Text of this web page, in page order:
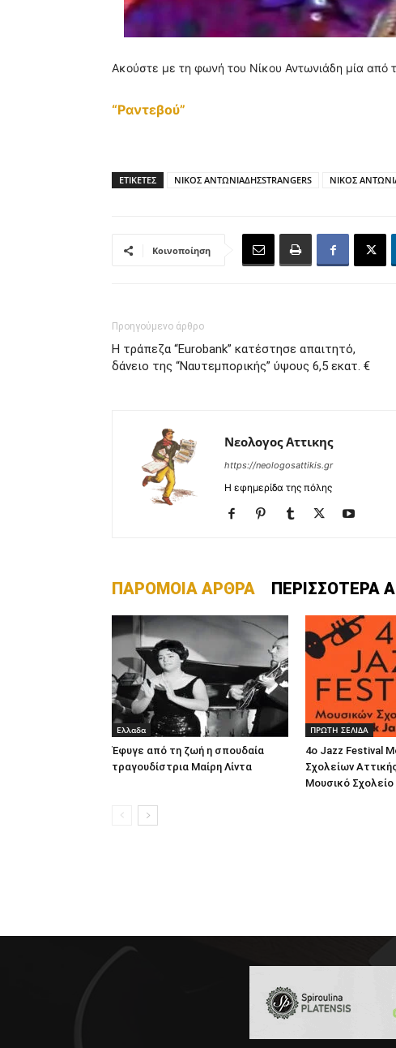
Ακούστε με τη φωνή του Νίκου Αντωνιάδη μία από
“Ραντεβού”
ΕΤΙΚΕΤΕΣ ΝΙΚΟΣ ΑΝΤΩΝΙΑΔΗΣSTRANGERS ΝΙΚΟΣ
Κοινοποίηση
Προηγούμενο άρθρο
H τράπεζα “Eurobank” κατέστησε απαιτητό,
δάνειο της “Ναυτεμπορικής” ύψους 6,5 εκατ. €
Νεολογος Αττικης
https://neologosattikis.gr
Η εφημερίδα της πόλης
ΠΑΡΟΜΟΙΑ ΑΡΘΡΑ ΠΕΡΙΣΣΟΤΕΡΑ
Ελλαδα
Έφυγε από τη ζωή η σπουδαία
τραγουδίστρια Μαίρη Λίντα
ΠΡΩΤΗ ΣΕΛΙΔΑ
4ο Jazz Festival
Σχολείων
Μουσικό